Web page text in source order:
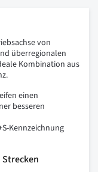
von
überregionalen
Kombination aus
einen
besseren
Kennzeichnung